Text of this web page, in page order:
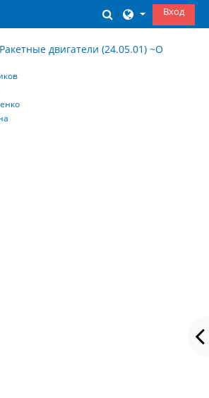
ИзменитьВход
двигатели (24.05.01) ~О